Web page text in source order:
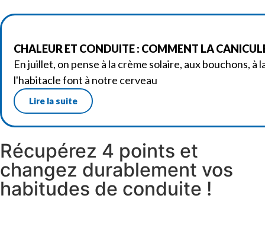
CHALEUR ET CONDUITE : COMMENT LA
En juillet, on pense à la crème solaire, aux bouchons, à
l'habitacle font à notre cerveau
Lire la suite
Récupérez 4 points et
changez durablement vos
habitudes de conduite !